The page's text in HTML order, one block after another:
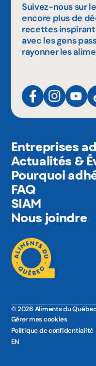
Suivez-nous sur
encore plus de
recettes
avec les gens
rayonner les
Entreprises
Actualités &
Pourquoi
FAQ
SIAM
Nous joindre
© 2026 Aliments du
Gérer mes cookies
Politique de confidentialité
EN